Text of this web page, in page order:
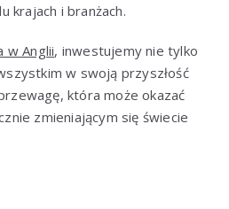
krajach i branżach.
w Anglii, inwestujemy nie tylko
w swoją przyszłość
która może okazać
zmieniającym się świecie